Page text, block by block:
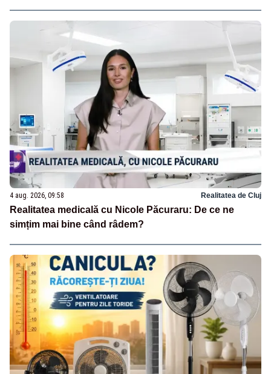
4 aug. 2026, 09:58 Realitatea de Cluj
Realitatea medicală cu Nicole Păcuraru: De ce ne
simțim mai bine când râdem?